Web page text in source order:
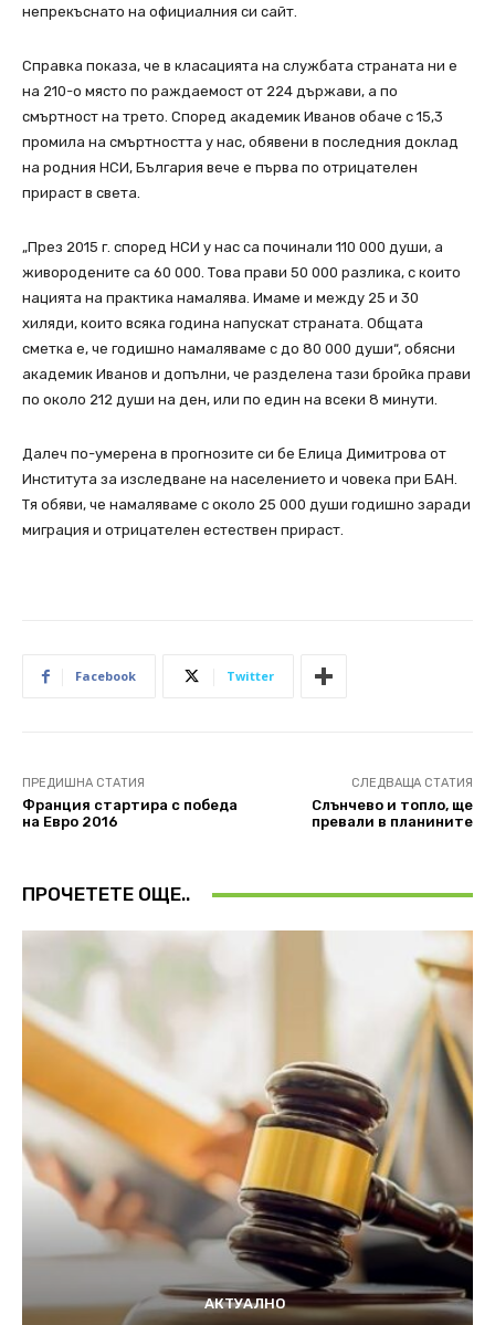
непрекъснато на официалния си сайт.
Справка показа, че в класацията на службата страната ни е
на 210-о място по раждаемост от 224 държави, а по
смъртност на трето. Според академик Иванов обаче с 15,3
промила на смъртността у нас, обявени в последния доклад
на родния НСИ, България вече е първа по отрицателен
прираст в света.
„През 2015 г. според НСИ у нас са починали 110 000 души, а
живородените са 60 000. Това прави 50 000 разлика, с които
нацията на практика намалява. Имаме и между 25 и 30
хиляди, които всяка година напускат страната. Общата
сметка е, че годишно намаляваме с до 80 000 души“, обясни
академик Иванов и допълни, че разделена тази бройка прави
по около 212 души на ден, или по един на всеки 8 минути.
Далеч по-умерена в прогнозите си бе Елица Димитрова от
Института за изследване на населението и човека при БАН.
Тя обяви, че намаляваме с около 25 000 души годишно заради
миграция и отрицателен естествен прираст.
Facebook Twitter
ПРЕДИШНА СТАТИЯ
Франция стартира с победа
на Евро 2016
СЛЕДВАЩА СТАТИЯ
Слънчево и топло, ще
превали в планините
ПРОЧЕТЕТЕ ОЩЕ..
АКТУАЛНО